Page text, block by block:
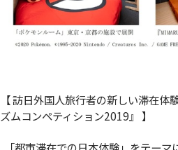
【 訪日外国人旅行者の新しい滞在
ズムコンペティション2019』 】